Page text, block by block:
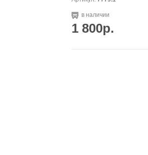
в наличии
1 800р.